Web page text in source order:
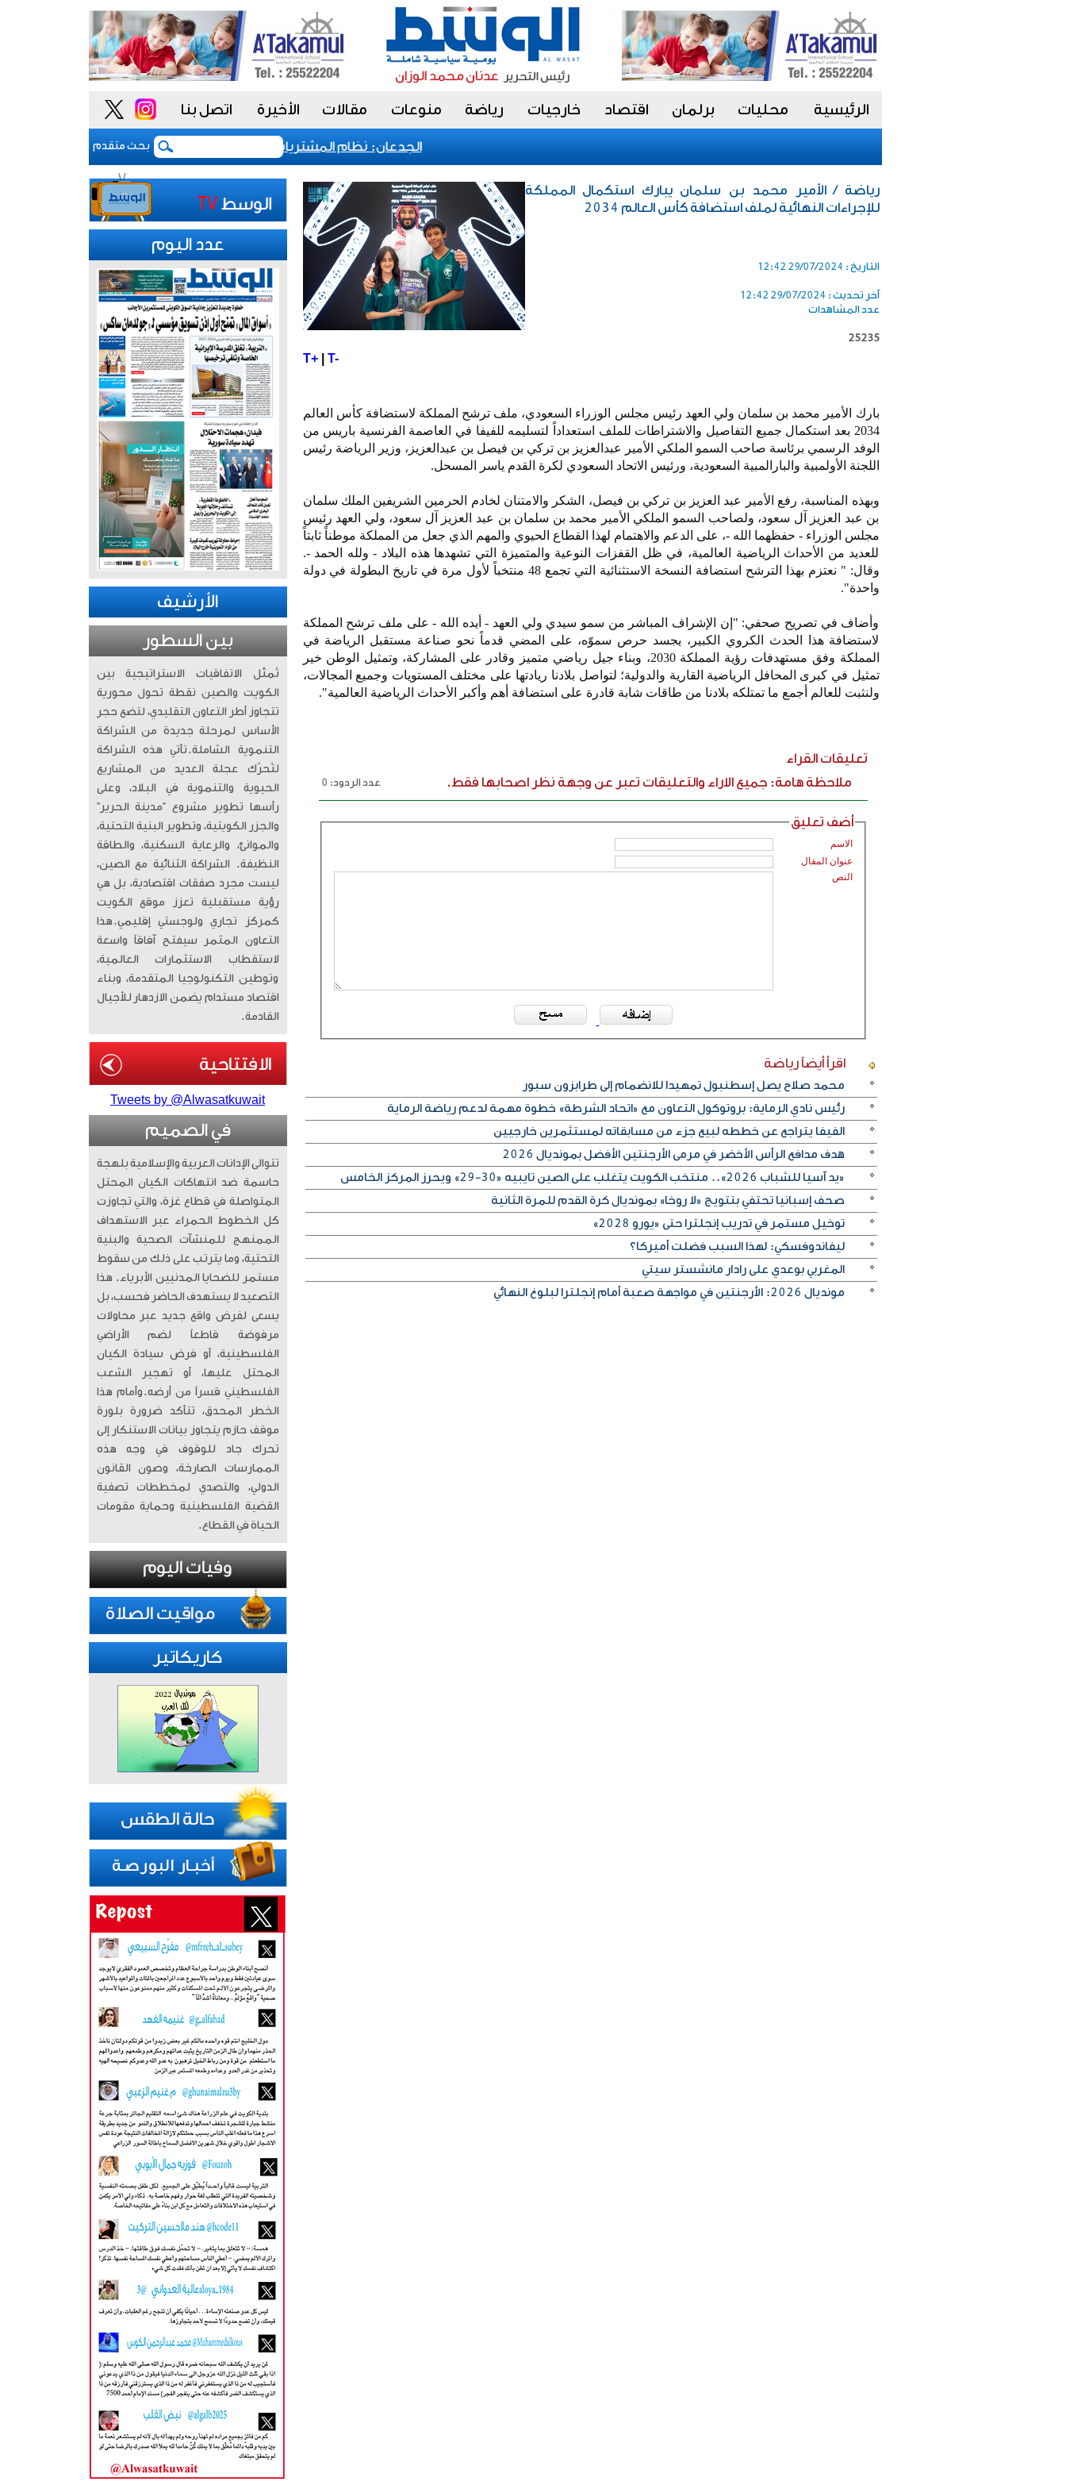
الرئيسية محليات برلمان اقتصاد خارجيات رياضة منوعات مقالات الأخيرة اتصل بنا
بحث متقدم
الجدعان: نظام المشتريات يمنح الحكومة السعودية أدوات أكثر مرونة
رياضة / الأمير محمد بن سلمان يبارك استكمال المملكة
للإجراءات النهائية لملف استضافة كأس العالم 2034
التاريخ : 29/07/2024 12:42
آخر تحديث : 29/07/2024 12:42
عدد المشاهدات
25235
T+| T-
بارك الأمير محمد بن سلمان ولي العهد رئيس مجلس الوزراء السعودي، ملف ترشح المملكة لاستضافة كأس العالم
2034 بعد استكمال جميع التفاصيل والاشتراطات للملف استعداداً لتسليمه للفيفا في العاصمة الفرنسية باريس من
الوفد الرسمي برئاسة صاحب السمو الملكي الأمير عبدالعزيز بن تركي بن فيصل بن عبدالعزيز، وزير الرياضة رئيس
اللجنة الأولمبية والبارالمبية السعودية، ورئيس الاتحاد السعودي لكرة القدم ياسر المسحل.
وبهذه المناسبة، رفع الأمير عبد العزيز بن تركي بن فيصل، الشكر والامتنان لخادم الحرمين الشريفين الملك سلمان
بن عبد العزيز آل سعود، ولصاحب السمو الملكي الأمير محمد بن سلمان بن عبد العزيز آل سعود، ولي العهد رئيس
مجلس الوزراء - حفظهما الله -، على الدعم والاهتمام لهذا القطاع الحيوي والمهم الذي جعل من المملكة موطناً ثابتاً
للعديد من الأحداث الرياضية العالمية، في ظل القفزات النوعية والمتميزة التي تشهدها هذه البلاد - ولله الحمد -.
وقال: " نعتزم بهذا الترشح استضافة النسخة الاستثنائية التي تجمع 48 منتخباً لأول مرة في تاريخ البطولة في دولة
واحدة".
وأضاف في تصريح صحفي: "إن الإشراف المباشر من سمو سيدي ولي العهد - أيده الله - على ملف ترشح المملكة
لاستضافة هذا الحدث الكروي الكبير، يجسد حرص سموّه، على المضي قدماً نحو صناعة مستقبل الرياضة في
المملكة وفق مستهدفات رؤية المملكة 2030، وبناء جيل رياضي متميز وقادر على المشاركة، وتمثيل الوطن خير
تمثيل في كبرى المحافل الرياضية القارية والدولية؛ لتواصل بلادنا ريادتها على مختلف المستويات وجميع المجالات،
ولنثبت للعالم أجمع ما تمتلكه بلادنا من طاقات شابة قادرة على استضافة أهم وأكبر الأحداث الرياضية العالمية".
تعليقات القراء
ملاحظة هامة: جميع الاراء والتعليقات تعبر عن وجهة نظر اصحابها فقط.
عدد الردود: 0
أضف تعليق
الاسم
عنوان المقال
النص
اقرأ أيضاًرياضة
محمد صلاح يصل إسطنبول تمهيدا للانضمام إلى طرابزون سبور
رئيس نادي الرماية: بروتوكول التعاون مع «اتحاد الشرطة» خطوة مهمة لدعم رياضة الرماية
الفيفا يتراجع عن خططه لبيع جزء من مسابقاته لمستثمرين خارجيين
هدف مدافع الرأس الأخضر في مرمى الأرجنتين الأفضل بمونديال 2026
«يد آسيا للشباب 2026».. منتخب الكويت يتغلب على الصين تايبيه «30-29» ويحرز المركز الخامس
صحف إسبانيا تحتفي بتتويج «لا روخا» بمونديال كرة القدم للمرة الثانية
توخيل مستمر في تدريب إنجلترا حتى «يورو 2028»
ليفاندوفسكي: لهذا السبب فضلت أميركا؟
المغربي بوعدي على رادار مانشستر سيتي
مونديال 2026: الأرجنتين في مواجهة صعبة أمام إنجلترا لبلوغ النهائي
عدد اليوم
الأرشيف
بين السطور
تُمثّل الاتفاقيات الاستراتيجية بين
الكويت والصين نقطة تحول محورية
تتجاوز أطر التعاون التقليدي، لتضع حجر
الأساس لمرحلة جديدة من الشراكة
التنموية الشاملة. ​تأتي هذه الشراكة
لتُحرّك عجلة العديد من المشاريع
الحيوية والتنموية في البلاد، وعلى
رأسها تطوير مشروع “مدينة الحرير”
والجزر الكويتية، وتطوير البنية التحتية،
والموانئ، والرعاية السكنية، والطاقة
النظيفة. الشراكة الثنائية مع الصين،
ليست مجرد صفقات اقتصادية، بل هي
رؤية مستقبلية تعزز موقع الكويت
كمركز تجاري ولوجستي إقليمي. ​هذا
التعاون المثمر سيفتح آفاقاً واسعة
لاستقطاب الاستثمارات العالمية،
وتوطين التكنولوجيا المتقدمة، وبناء
اقتصاد مستدام يضمن الازدهار للأجيال
القادمة.
Tweets by @Alwasatkuwait
في الصميم
تتوالى الإدانات العربية والإسلامية بلهجة
حاسمة ضد انتهاكات الكيان المحتل
المتواصلة في قطاع غزة، والتي تجاوزت
كل الخطوط الحمراء عبر الاستهداف
الممنهج للمنشآت الصحية والبنية
التحتية، وما يترتب على ذلك من سقوط
مستمر للضحايا المدنيين الأبرياء. ​ هذا
التصعيد لا يستهدف الحاضر فحسب، بل
يسعى لفرض واقع جديد عبر محاولات
مرفوضة قاطعاً لضم الأراضي
الفلسطينية، أو فرض سيادة الكيان
المحتل عليها، أو تهجير الشعب
الفلسطيني قسراً من أرضه. ​وأمام هذا
الخطر المحدق، تتأكد ضرورة بلورة
موقف حازم يتجاوز بيانات الاستنكار إلى
تحرك جاد للوقوف في وجه هذه
الممارسات الصارخة، وصون القانون
الدولي، والتصدي لمخططات تصفية
القضية الفلسطينية وحماية مقومات
الحياة في القطاع.
كاريكاتير